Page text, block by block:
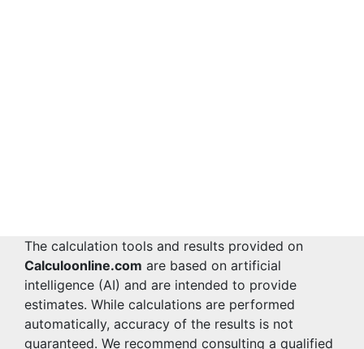
The calculation tools and results provided on
Calculoonline.com are based on artificial
intelligence (AI) and are intended to provide
estimates. While calculations are performed
automatically, accuracy of the results is not
guaranteed. We recommend consulting a qualified